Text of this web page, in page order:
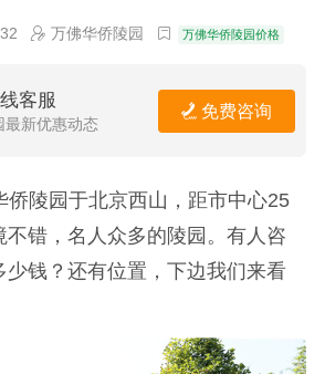
万佛华侨陵园 万佛华侨陵园价格
客服
最新优惠动态
免费咨询
侨陵园于北京西山，距市中心25
错，名人众多的陵园。有人咨
少钱？还有位置，下边我们来看